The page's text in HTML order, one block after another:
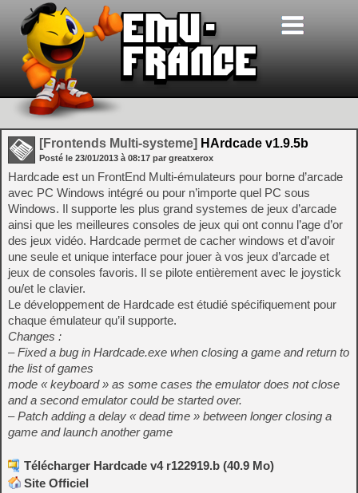
[Frontends Multi-systeme] HArdcade v1.9.5b
Posté le 23/01/2013 à 08:17 par greatxerox
Hardcade est un FrontEnd Multi-émulateurs pour borne d’arcade
avec PC Windows intégré ou pour n’importe quel PC sous
Windows. Il supporte les plus grand systemes de jeux d’arcade
ainsi que les meilleures consoles de jeux qui ont connu l’age d’or
des jeux vidéo. Hardcade permet de cacher windows et d’avoir
une seule et unique interface pour jouer à vos jeux d’arcade et
jeux de consoles favoris. Il se pilote entièrement avec le joystick
ou/et le clavier.
Le développement de Hardcade est étudié spécifiquement pour
chaque émulateur qu’il supporte.
Changes :
– Fixed a bug in Hardcade.exe when closing a game and return to
the list of games
mode « keyboard » as some cases the emulator does not close
and a second emulator could be started over.
– Patch adding a delay « dead time » between longer closing a
game and launch another game
Télécharger Hardcade v4 r122919.b (40.9 Mo)
Site Officiel